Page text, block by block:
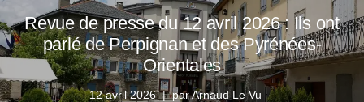
Revue de presse du 12 avril 2026 : Ils ont
parlé de Perpignan et des Pyrénées-
Orientales
12 avril 2026 parArnaud Le Vu